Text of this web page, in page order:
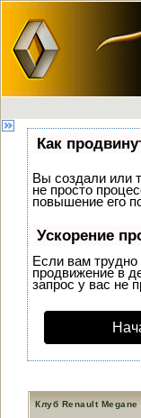
Как
Вы создали или
не просто
повышение его
Ускорение
Если вам трудно
продвижение в
запрос у вас не
Клуб Renault